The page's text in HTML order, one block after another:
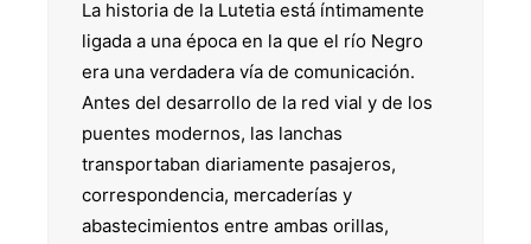
La historia de la Lutetia está íntimamente
ligada a una época en la que el río Negro
era una verdadera vía de comunicación.
Antes del desarrollo de la red vial y de los
puentes modernos, las lanchas
transportaban diariamente pasajeros,
correspondencia, mercaderías y
abastecimientos entre ambas orillas,